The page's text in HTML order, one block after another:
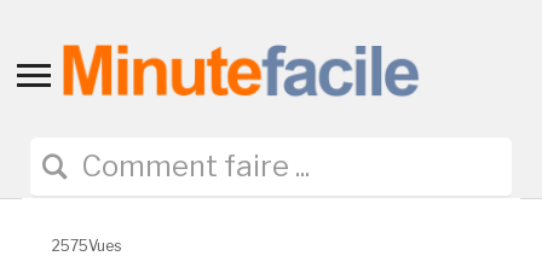
Toggle
navigation
2575Vues